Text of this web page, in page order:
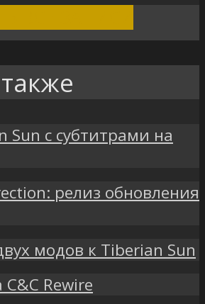
Sun с субтитрами на
релиз обновления
модов к Tiberian Sun
Rewire